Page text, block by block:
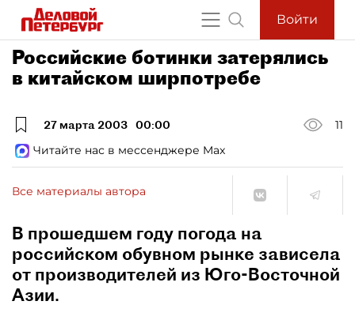
Войти
Российские ботинки затерялись
в китайском ширпотребе
27 марта 2003 00:00
11
Читайте нас в мессенджере Max
Все материалы автора
В прошедшем году погода на
российском обувном рынке зависела
от производителей из Юго-Восточной
Азии.